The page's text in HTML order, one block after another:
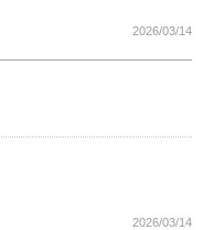
2026/03/14
2026/03/14